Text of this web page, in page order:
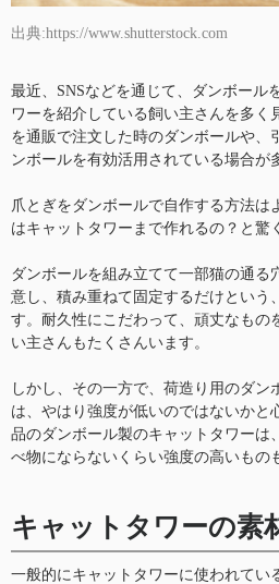
出典:https://www.shutterstock.com
最近、SNSなどを通じて、ダンボール
ワーを紹介している飼い主さんを多く
を通販で注文した時のダンボールや、
ンボールを有効活用されている場合が
爪とぎをダンボールで自作する方法は
はキャットタワーまで作れるの？と驚
ダンボールを組み立てて一部猫の通る
意し、積み重ねて固定するだけという
す。耐久性にこだわって、頑丈なもの
い主さんもたくさんいます。
しかし、その一方で、荷造り用のダン
は、やはり強度が低いのではないかと
品のダンボール製のキャットタワーは
べ物にならないくらい強度の高いもの
キャットタワーの素
一般的にキャットタワーに使われてい